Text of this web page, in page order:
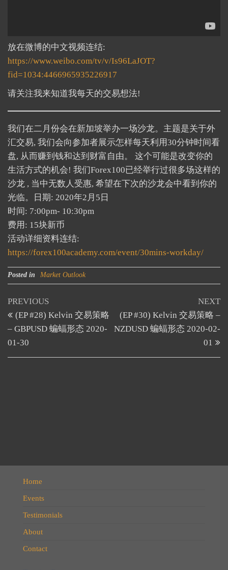
放在微博的中文视频连结:
https://www.weibo.com/tv/v/Is96LaJOT?
fid=1034:4466965935226917
请关注我来知道我每天的交易想法!
我们在二月份会在新加坡举办一场沙龙。主题是关于外
汇交易, 我们会向参加者展示怎样每天利用30分钟时间看
盘, 从而赚到钱和达到财富自由。 这个可能是改变你的
生活方式的机会! 我们Forex100已经举行过很多场这样的
沙龙 , 当中无数人受惠, 希望在下次的沙龙会中看到你的
光临。日期: 2020年2月5日
时间: 7:00pm- 10:30pm
费用: 15块新币
活动详细资料连结:
https://forex100academy.com/event/30mins-workday/
Posted in Market Outlook
Post
navigation
Previous
Post
PREVIOUS
(EP #28) Kelvin 交易策略
– GBPUSD 蝙蝠形态 2020-
01-30
NEXT
(EP #30) Kelvin 交易策略 –
NZDUSD 蝙蝠形态 2020-02-
01
Home
Events
Testimonials
About
Contact